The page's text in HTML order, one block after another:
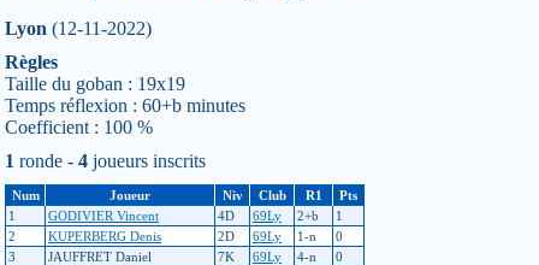
Lyon (12-11-2022)
Règles
Taille du goban : 19x19
Temps réflexion : 60+b minutes
Coefficient : 100 %
1 ronde - 4 joueurs inscrits
Num Joueur Niv Club R1
Pts
1
GODIVIER Vincent 4D 69Ly 2+b
1
2
KUPERBERG Denis 2D 69Ly 1-n
0
3
JAUFFRET Daniel 7K 69Ly 4-n
0